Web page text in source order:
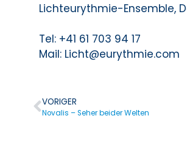
Lichteurythmie-Ensemble,
Tel: +41 61 703 94 17
Mail: Licht@eurythmie.com
VORIGER
Novalis – Seher beider Welten